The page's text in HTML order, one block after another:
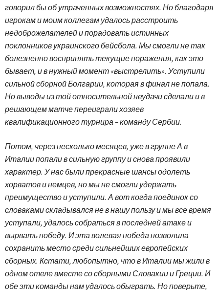
говорил бы об утраченных возможностях. Но благодаря
игрокам и моим коллегам удалось расстроить
недоброжелателей и порадовать истинных
поклонников украинского бейсбола. Мы смогли не так
болезненно воспринять текущие поражения, как это
бывает, и в нужный момент «выстрелить». Уступили
сильной сборной Болгарии, которая в финал не попала.
Но выводы из той относительной неудачи сделали и в
решающем матче переиграли хозяев
квалификационного турнира – команду Сербии.
Потом, через несколько месяцев, уже в группе А в
Италии попали в сильную группу и снова проявили
характер. У нас были прекрасные шансы одолеть
хорватов и немцев, но мы не смогли удержать
преимущество и уступили. А вот когда поединок со
словаками складывался не в нашу пользу и мы все время
уступали, удалось собраться в последней атаке и
вырвать победу. И эта волевая победа позволила
сохранить место среди сильнейших европейских
сборных. Кстати, любопытно, что в Италии мы жили в
одном отеле вместе со сборными Словакии и Греции. И
обе эти команды нам удалось обыграть. Но поверьте,